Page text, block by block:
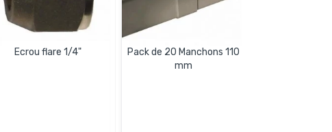
Ecrou flare 1/4"
Pack de 20 Manchons 110
mm